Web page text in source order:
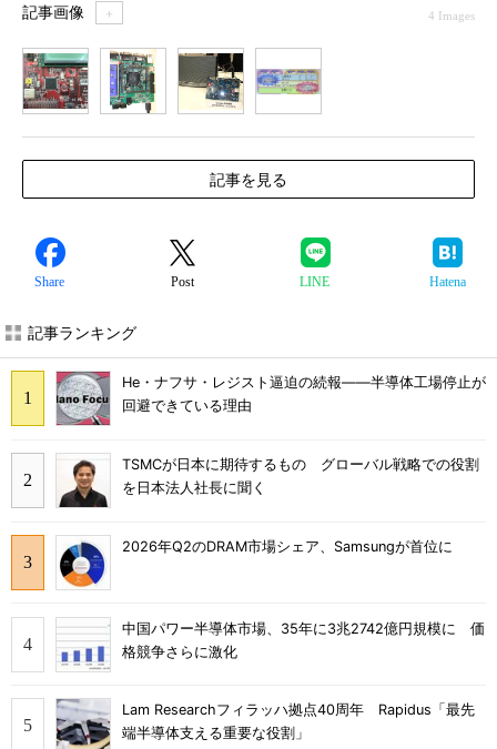
記事画像 ＋ 4 Images
記事を見る
Share Post LINE Hatena
記事ランキング
He・ナフサ・レジスト逼迫の続報――半導体工場停止が
回避できている理由
TSMCが日本に期待するもの グローバル戦略での役割
を日本法人社長に聞く
2026年Q2のDRAM市場シェア、Samsungが首位に
中国パワー半導体市場、35年に3兆2742億円規模に 価
格競争さらに激化
Lam Researchフィラッハ拠点40周年 Rapidus「最先
端半導体支える重要な役割」